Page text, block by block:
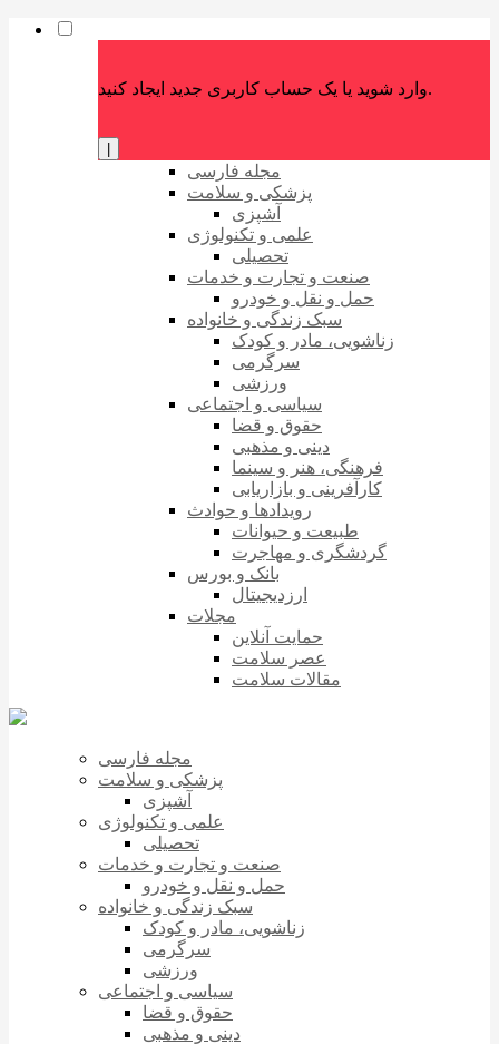
وارد شوید یا یک حساب کاربری جدید ایجاد کنید.
مجله فارسی
پزشکی و سلامت
آشپزی
علمی و تکنولوژی
تحصیلی
صنعت و تجارت و خدمات
حمل و نقل و خودرو
سبک زندگی و خانواده
زناشویی، مادر و کودک
سرگرمی
ورزشی
سیاسی و اجتماعی
حقوق و قضا
دینی و مذهبی
فرهنگی، هنر و سینما
کارآفرینی و بازاریابی
رویدادها و حوادث
طبیعت و حیوانات
گردشگری و مهاجرت
بانک و بورس
ارزدیجیتال
مجلات
حمایت آنلاین
عصر سلامت
مقالات سلامت
مجله فارسی
پزشکی و سلامت
آشپزی
علمی و تکنولوژی
تحصیلی
صنعت و تجارت و خدمات
حمل و نقل و خودرو
سبک زندگی و خانواده
زناشویی، مادر و کودک
سرگرمی
ورزشی
سیاسی و اجتماعی
حقوق و قضا
دینی و مذهبی